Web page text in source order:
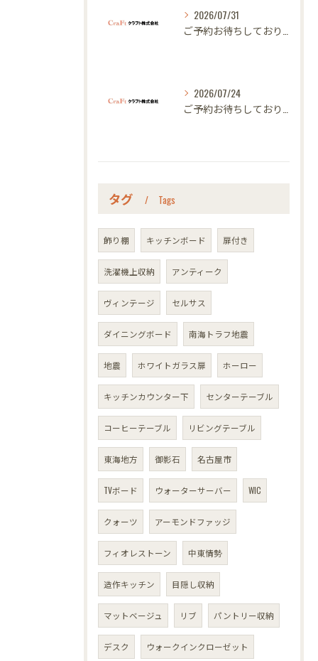
2026/07/31
2026/07/24
タグ Tags
飾り棚 キッチンボード 扉付き
洗濯機上収納 アンティーク
ヴィンテージ セルサス
ダイニングボード 南海トラフ地震
地震 ホワイトガラス扉 ホーロー
キッチンカウンター下 センターテーブル
コーヒーテーブル リビングテーブル
東海地方 御影石 名古屋市
TVボード ウォーターサーバー WIC
クォーツ アーモンドファッジ
フィオレストーン 中東情勢
造作キッチン 目隠し収納
マットベージュ リブ パントリー収納
デスク ウォークインクローゼット